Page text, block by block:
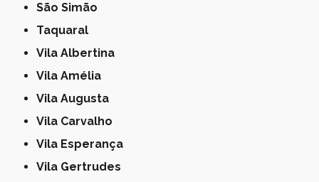
São Simão
Taquaral
Vila Albertina
Vila Amélia
Vila Augusta
Vila Carvalho
Vila Esperança
Vila Gertrudes